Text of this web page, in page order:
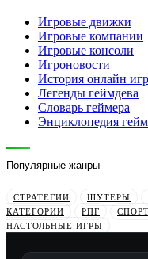
Игровые движки
Игровые компании
Игровые консоли
Игроновости
История онлайн игр
Легенды геймдева
Словарь геймера
Энциклопедия
Популярные жанры
СТРАТЕГИИ ШУТЕРЫ
КАТЕГОРИИ
РПГ
НАСТОЛЬНЫЕ ИГРЫ